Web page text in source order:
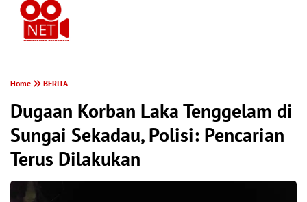
Home BERITA
Dugaan Korban Laka Tenggelam di
Sungai Sekadau, Polisi: Pencarian
Terus Dilakukan